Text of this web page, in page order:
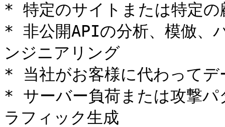
* 特定のサイトまたは特定の
* 非公開APIの分析、模倣、
ンジニアリング
* 当社がお客様に代わってデ
* サーバー負荷または攻撃パ
ラフィック生成